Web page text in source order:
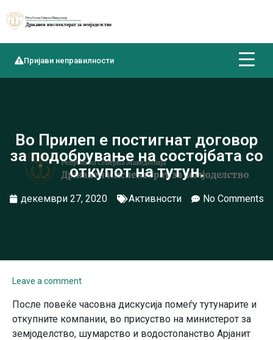
Пријави неправилности
Во Прилеп е постигнат договор
за подобрување на состојбата со
откупот на тутун.
декември 27, 2020 Активности No Comments
Leave a comment
После повеќе часовна дискусија помеѓу тутунарите и
откупните компании, во присуство на министерот за
земјоделство, шумарство и водостопанство Арјанит